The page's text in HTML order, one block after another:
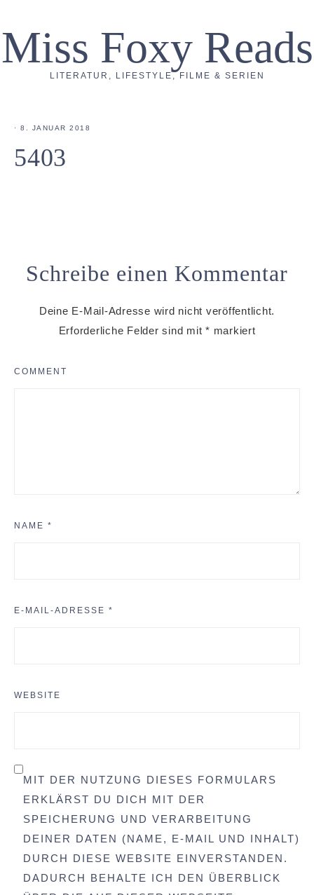
Miss Foxy Reads
LITERATUR, LIFESTYLE, FILME & SERIEN
· 8. JANUAR 2018
5403
Schreibe einen Kommentar
Deine E-Mail-Adresse wird nicht veröffentlicht.
Erforderliche Felder sind mit * markiert
COMMENT
NAME *
E-MAIL-ADRESSE *
WEBSITE
MIT DER NUTZUNG DIESES FORMULARS
ERKLÄRST DU DICH MIT DER
SPEICHERUNG UND VERARBEITUNG
DEINER DATEN (NAME, E-MAIL UND INHALT)
DURCH DIESE WEBSITE EINVERSTANDEN.
DADURCH BEHALTE ICH DEN ÜBERBLICK